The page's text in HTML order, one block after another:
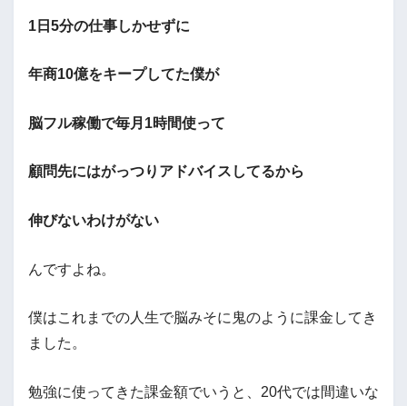
1日5分の仕事しかせずに
年商10億をキープしてた僕が
脳フル稼働で毎月1時間使って
顧問先にはがっつりアドバイスしてるから
伸びないわけがない
んですよね。
僕はこれまでの人生で脳みそに鬼のように課金してき
ました。
勉強に使ってきた課金額でいうと、20代では間違いな